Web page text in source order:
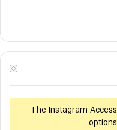
The Instagram